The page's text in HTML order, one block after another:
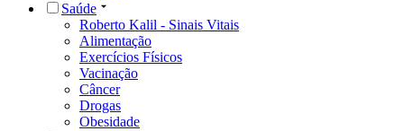
Saúde
Roberto Kalil - Sinais Vitais
Alimentação
Exercícios Físicos
Vacinação
Câncer
Drogas
Obesidade